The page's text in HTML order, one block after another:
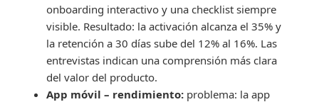
onboarding interactivo y una checklist siempre
visible. Resultado: la activación alcanza el 35% y
la retención a 30 días sube del 12% al 16%. Las
entrevistas indican una comprensión más clara
del valor del producto.
App móvil – rendimiento: problema: la app